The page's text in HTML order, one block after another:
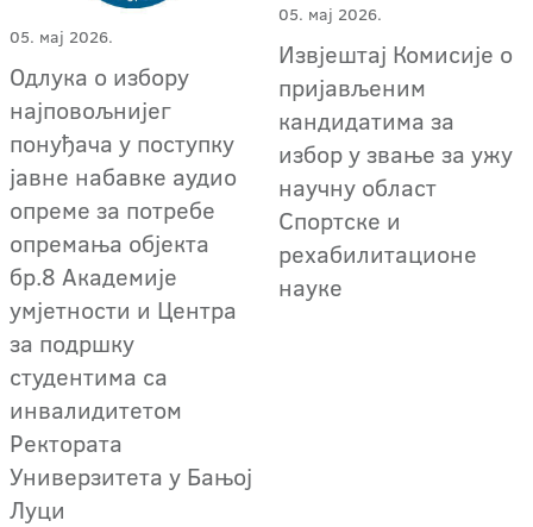
05. мај 2026.
Oдлука о избору
најповољнијег
понуђача у поступку
јавне набавке аудио
опреме за потребе
опремања објекта
бр.8 Академије
умјетности и Центра
за подршку
студентима са
инвалидитетом
Ректората
Универзитета у Бањој
Луци
05. мај 2026.
Извјештај Комисије о
пријављеним
кандидатима за
избор у звање за ужу
научну област
Спортске и
рехабилитационе
науке